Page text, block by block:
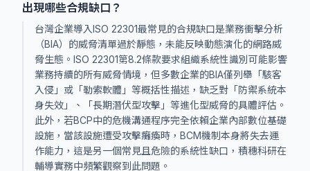
出現哪些合規缺口？
台灣企業導入ISO 22301最常見的合規缺口是業務衝擊分析
（BIA）的威脅清單過於靜態，未能反映動態演化的網路威
脅生態。ISO 22301第8.2條款要求組織系統性識別可能影響
業務持續的所有威脅情境，但多數企業的BIA僅列舉「駭客
入侵」或「勒索軟體」等概括性描述，缺乏對「防禦系統本
身失效」、「長期潛伏型攻擊」等進化型威脅的具體評估。
此外，若BCP中的危機溝通程序完全依賴企業內部數位基礎
設施，當該設施遭受攻擊癱瘓時，BCM機制本身將失去運
作能力，這是另一個常見且危險的系統性缺口，積穗科研在
輔導實務中頻繁觀察到此問題。